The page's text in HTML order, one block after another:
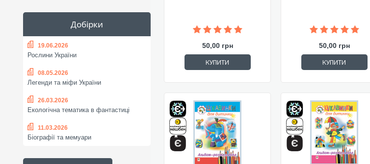
Добірки
19.06.2026
Рослини України
08.05.2026
Легенди та міфи України
26.03.2026
Екологічна тематика в фантастиці
11.03.2026
Біографії та мемуари
50,00 грн
КУПИТИ
50,00 грн
КУПИТИ